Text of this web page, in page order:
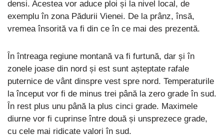
densi. Acestea vor aduce ploi și la nivel local, de
exemplu în zona Pădurii Vienei. De la prânz, însă,
vremea însorită va fi din ce în ce mai des prezentă.
În întreaga regiune montană va fi furtună, dar și în
zonele joase din nord și est sunt așteptate rafale
puternice de vânt dinspre vest spre nord. Temperaturile
la început vor fi de minus trei până la zero grade în sud.
În rest plus unu până la plus cinci grade. Maximele
diurne vor fi cuprinse între două și unsprezece grade,
cu cele mai ridicate valori în sud.